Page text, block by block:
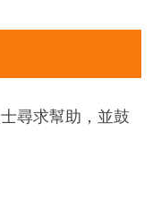
尋求幫助，並鼓